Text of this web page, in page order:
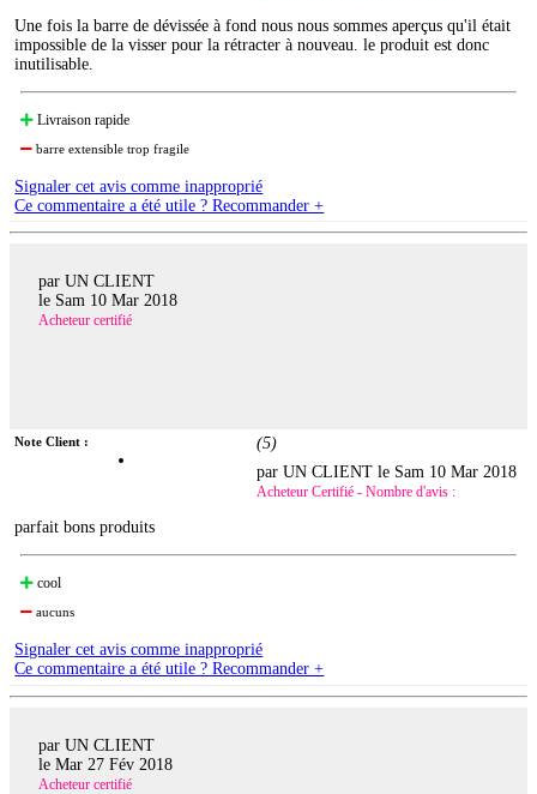
Une fois la barre de dévissée à fond nous nous sommes aperçus qu'il était
impossible de la visser pour la rétracter à nouveau. le produit est donc
inutilisable.
Livraison rapide
barre extensible trop fragile
Signaler cet avis comme inapproprié
Ce commentaire a été utile ? Recommander +
par UN CLIENT
le Sam 10 Mar 2018
Acheteur certifié
Note Client : (5)
par UN CLIENT le Sam 10 Mar 2018
Acheteur Certifié - Nombre d'avis :
parfait bons produits
cool
aucuns
Signaler cet avis comme inapproprié
Ce commentaire a été utile ? Recommander +
par UN CLIENT
le Mar 27 Fév 2018
Acheteur certifié